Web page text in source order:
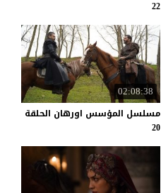
22
02:08:38
مسلسل المؤسس اورهان الحلقة
20